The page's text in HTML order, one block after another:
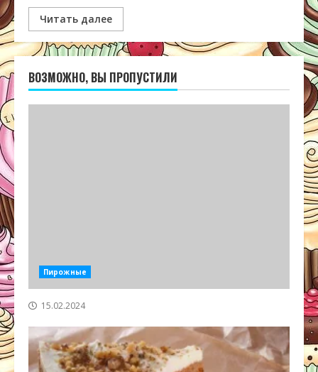
Читать далее
ВОЗМОЖНО, ВЫ ПРОПУСТИЛИ
Пирожные
15.02.2024